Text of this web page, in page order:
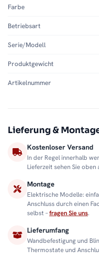
Farbe
Betriebsart
Serie/Modell
Produktgewicht
Artikelnummer
Lieferung &
Kostenloser Versand
In der Regel innerhalb
Lieferzeit sehen Sie
Montage
Elektrische Modelle:
Anschluss durch einen
selbst –fragen Sie uns.
Lieferumfang
Wandbefestigung und
Thermostate und